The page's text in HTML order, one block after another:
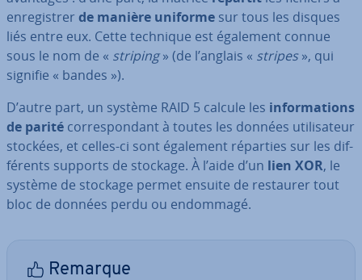
en­re­gis­trer de manière uniforme sur tous les disques
liés entre eux. Cette technique est également connue
sous le nom de « striping» (de l’anglais « stripes», qui
signifie « bandes »).
D’autre part, un système RAID 5 calcule les in­for­ma­tions
de parité cor­res­pon­dant à toutes les données uti­li­sa­teur
stockées, et celles-ci sont également réparties sur les dif­
fé­rents supports de stockage. À l’aide d’un lien XOR, le
système de stockage permet ensuite de restaurer tout
bloc de données perdu ou endommagé.
Remarque